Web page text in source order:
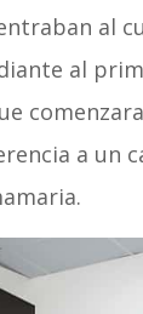
al
al
a un